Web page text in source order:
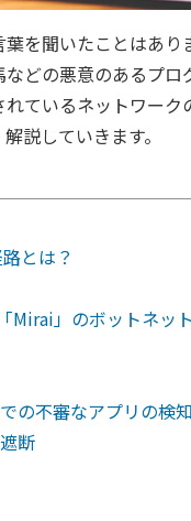
を聞いたことはあり
どの悪意のあるプ
ているネットワーク
説していきます。
とは？
Mirai」のボットネット
の不審なアプリの検
断